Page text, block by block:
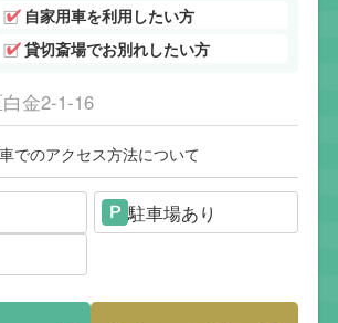
自家用車を利用したい方
貸切斎場でお別れしたい方
金2-1-16
でのアクセス方法について
駐車場あり